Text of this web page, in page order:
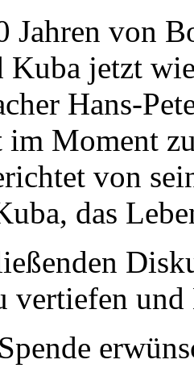
Jahren von
Kuba jetzt
Hans-
im Moment
von
das
vertiefen und